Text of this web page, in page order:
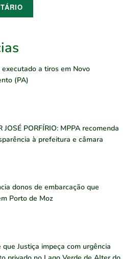
a tiros em Novo
(PA)
JOSÉ PORFÍRIO: MPPA recomenda
à prefeitura e câmara
donos de embarcação que
Porto de Moz
que Justiça impeça com urgência